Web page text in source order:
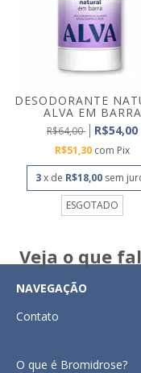
DESODORANTE
ALVA EM BARRA
LAVAND...
R$64,00 R$54,00
R$51,30 com Pix
3 x de R$18,00 sem
ESGOTADO
Veja o que
NAVEGAÇÃO
Contato
O que é Bromidrose?